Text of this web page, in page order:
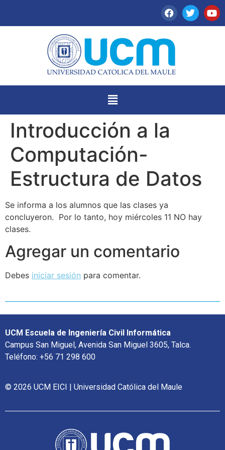
Introducción a la
Computación-
Estructura de Datos
Se informa a los alumnos que las clases ya
concluyeron. Por lo tanto, hoy miércoles 11 NO hay
clases.
Agregar un comentario
Debes iniciar sesión para comentar.
UCM Escuela de Ingeniería Civil Informática
Campus San Miguel, Avenida San Miguel 3605, Talca.
Teléfono: +56 71 298 600
© 2026 UCM EICI | Universidad Católica del Maule